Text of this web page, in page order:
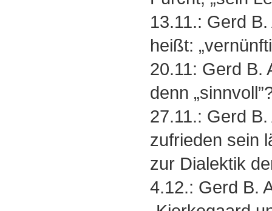
13.11.: Gerd
heißt:
20.11: Gerd B.
denn
27.11.: Gerd
zufrieden sein
zur Dialektik
4.12.: Gerd B.